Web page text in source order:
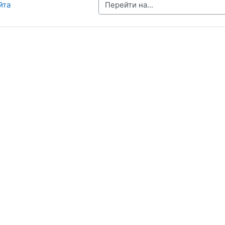
Перейти на...